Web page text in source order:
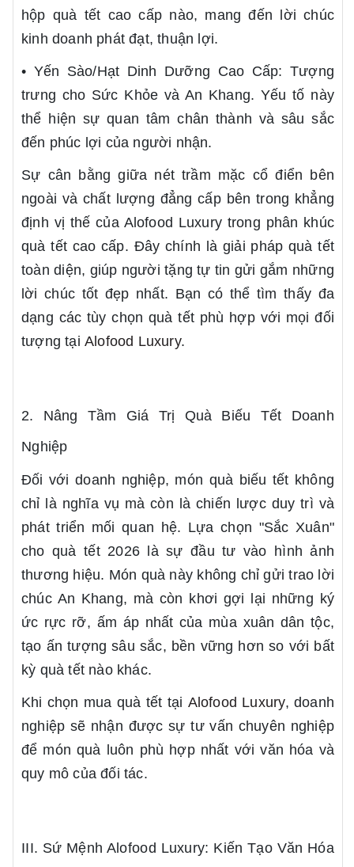
hộp quà tết cao cấp nào, mang đến lời chúc
kinh doanh phát đạt, thuận lợi.
• Yến Sào/Hạt Dinh Dưỡng Cao Cấp: Tượng
trưng cho Sức Khỏe và An Khang. Yếu tố này
thể hiện sự quan tâm chân thành và sâu sắc
đến phúc lợi của người nhận.
Sự cân bằng giữa nét trầm mặc cổ điển bên
ngoài và chất lượng đẳng cấp bên trong khẳng
định vị thế của Alofood Luxury trong phân khúc
quà tết cao cấp. Đây chính là giải pháp quà tết
toàn diện, giúp người tặng tự tin gửi gắm những
lời chúc tốt đẹp nhất. Bạn có thể tìm thấy đa
dạng các tùy chọn quà tết phù hợp với mọi đối
tượng tại Alofood Luxury.
2. Nâng Tầm Giá Trị Quà Biếu Tết Doanh
Nghiệp
Đối với doanh nghiệp, món quà biếu tết không
chỉ là nghĩa vụ mà còn là chiến lược duy trì và
phát triển mối quan hệ. Lựa chọn "Sắc Xuân"
cho quà tết 2026 là sự đầu tư vào hình ảnh
thương hiệu. Món quà này không chỉ gửi trao lời
chúc An Khang, mà còn khơi gợi lại những ký
ức rực rỡ, ấm áp nhất của mùa xuân dân tộc,
tạo ấn tượng sâu sắc, bền vững hơn so với bất
kỳ quà tết nào khác.
Khi chọn mua quà tết tại Alofood Luxury, doanh
nghiệp sẽ nhận được sự tư vấn chuyên nghiệp
để món quà luôn phù hợp nhất với văn hóa và
quy mô của đối tác.
III. Sứ Mệnh Alofood Luxury: Kiến Tạo Văn Hóa